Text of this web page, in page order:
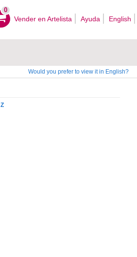
0
Vender en Artelista Ayuda English
Would you prefer to view it in English?
Z